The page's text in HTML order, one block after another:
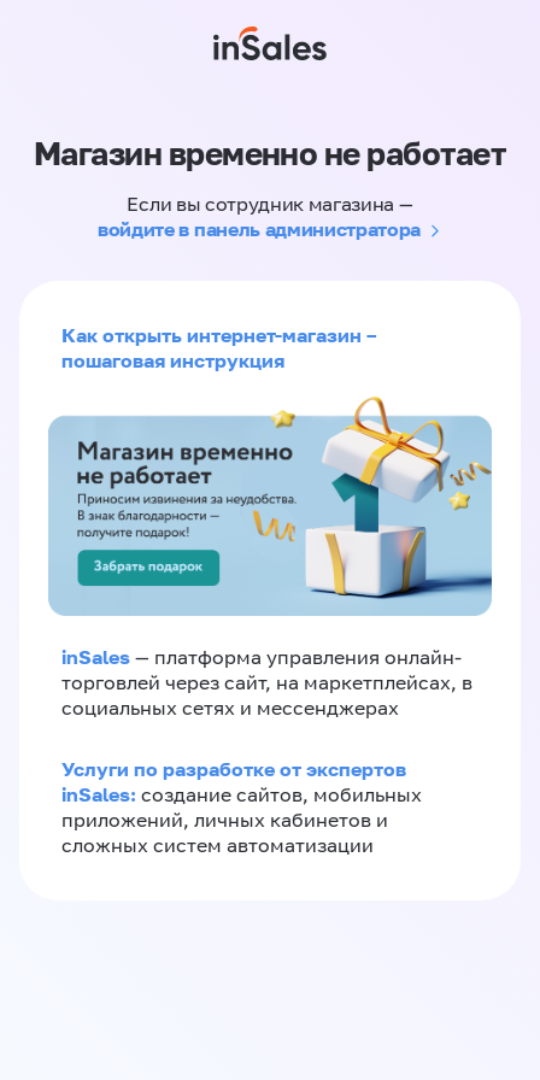
Магазин временно не работает
Если вы сотрудник магазина —
войдите в панель администратора
Как открыть интернет-магазин –
пошаговая инструкция
inSales — платформа управления онлайн-
торговлей через сайт, на маркетплейсах, в
социальных сетях и мессенджерах
Услуги по разработке от экспертов
inSales: создание сайтов, мобильных
приложений, личных кабинетов и
сложных систем автоматизации